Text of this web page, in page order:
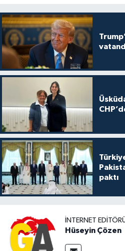
paktı
İNTERNET
Hüseyin Çözen